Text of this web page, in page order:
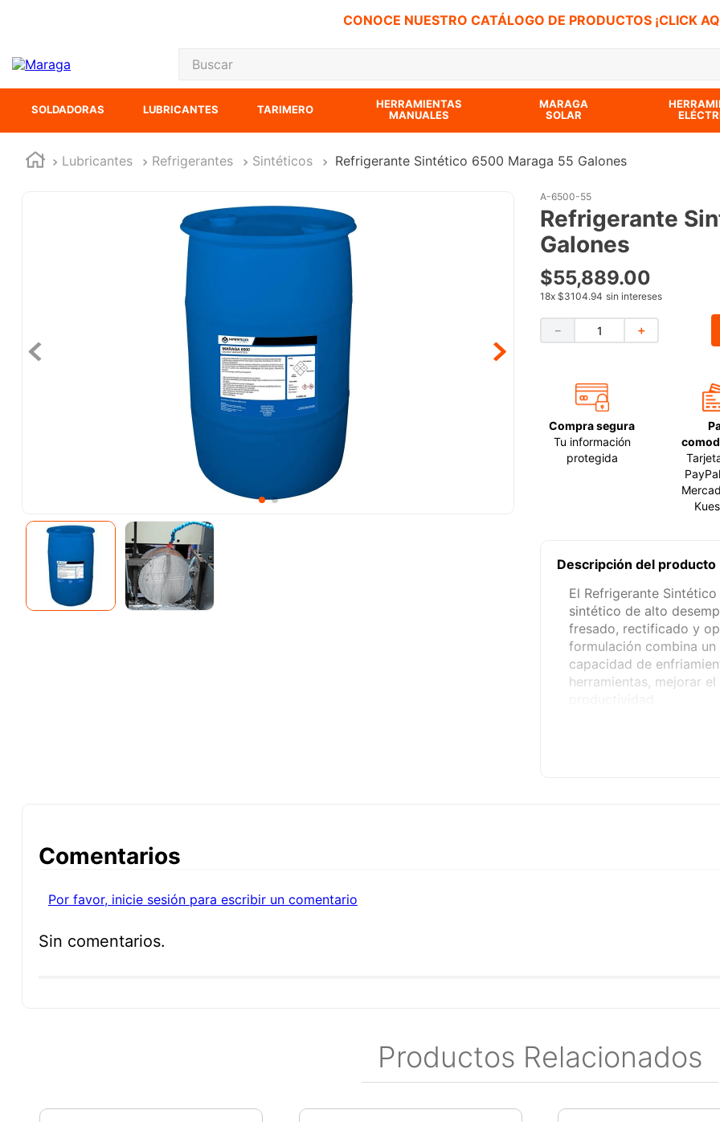
CONOCE NUESTRO CATÁLOGO DE PRODUCTOS ¡CLICK
Buscar
SOLDADORAS LUBRICANTES TARIMERO
HERRAMIENTAS
MANUALES
MARAGA
SOLAR
Lubricantes Refrigerantes Sintéticos Refrigerante Sintético 6500 Maraga 55 Galones
A-6500-55
Refrigerante
Galones
$55,889.00
18x $3104.94 sin intereses
＋
－
Compra segura
Tu información
protegida
Descripción del producto
El Refrigerante
sintético de alto
fresado, rectificado y
formulación combina
capacidad de
herramientas, mejorar
CARACTERÍSTICAS Y
componentes de la
Comentarios
Por favor, inicie sesión para escribir un comentario
Sin comentarios.
Productos Relacionados
TÉRMINOS MÁS BUSCADOS
4.
sierra cinta
5.
sierra sable
esmeriladora
9.
ecoklean
10. ke500